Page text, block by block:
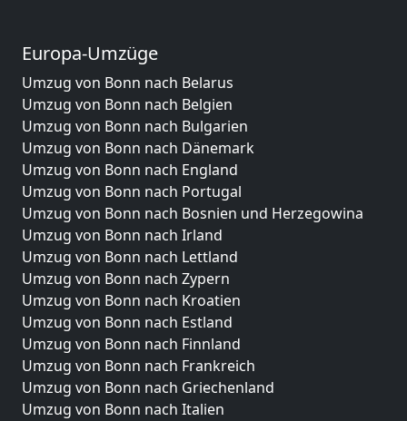
Europa-Umzüge
Umzug von Bonn nach Belarus
Umzug von Bonn nach Belgien
Umzug von Bonn nach Bulgarien
Umzug von Bonn nach Dänemark
Umzug von Bonn nach England
Umzug von Bonn nach Portugal
Umzug von Bonn nach Bosnien und Herzegowina
Umzug von Bonn nach Irland
Umzug von Bonn nach Lettland
Umzug von Bonn nach Zypern
Umzug von Bonn nach Kroatien
Umzug von Bonn nach Estland
Umzug von Bonn nach Finnland
Umzug von Bonn nach Frankreich
Umzug von Bonn nach Griechenland
Umzug von Bonn nach Italien